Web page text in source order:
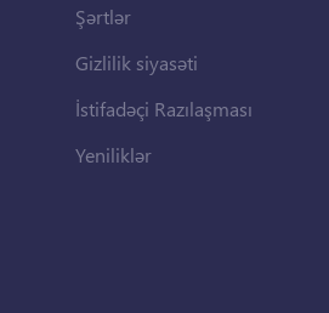
Şərtlər
Gizlilik siyasəti
İstifadəçi Razılaşması
Yeniliklər